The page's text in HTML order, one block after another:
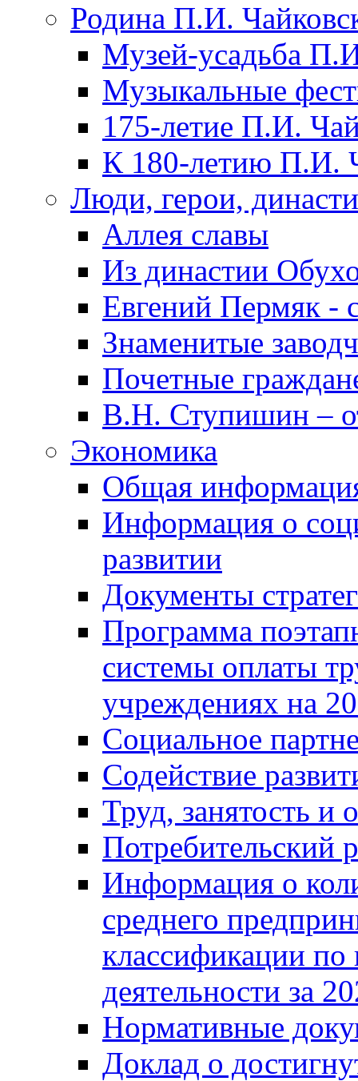
Родина П.И.
Музей-усадьба
Музыкальные
175-летие П.И.
К 180-летию П.И.
Люди, герои,
Аллея славы
Из династии
Евгений Пермяк -
Знаменитые
Почетные
В.Н. Ступишин –
Экономика
Общая
Информация о
развитии
Документы
Программа
системы оплаты
учреждениях на
Социальное
Содействие
Труд, занятость и
Потребительский
Информация о
среднего
классификации
деятельности за
Нормативные
Доклад о